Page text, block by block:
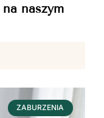
naszym
ZABURZENIA